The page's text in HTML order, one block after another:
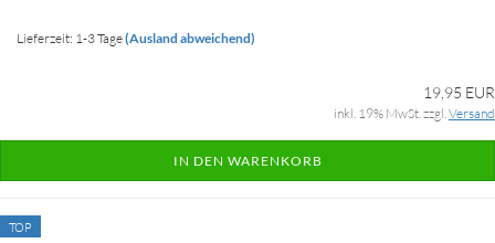
Lieferzeit: 1-3 Tage(Ausland abweichend)
19,95 EUR
inkl. 19% MwSt. zzgl. Versand
IN DEN WARENKORB
TOP